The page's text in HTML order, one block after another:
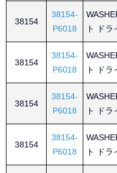
38154
38154-
P6018
ト ド
38154
38154-
P6018
ト ド
38154
38154-
P6018
ト ド
38154
38154-
P6018
ト ド